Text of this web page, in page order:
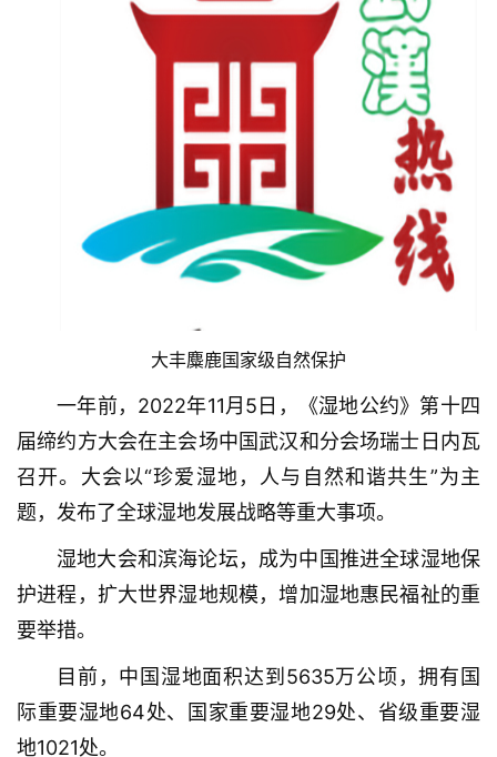
科
技
观
关
于
大丰麋鹿国家级自然保护
一年前，2022年11月5日，《湿地公约》第十四
届缔约方大会在主会场中国武汉和分会场瑞士日内瓦
召开。大会以“珍爱湿地，人与自然和谐共生”为主
题，发布了全球湿地发展战略等重大事项。
湿地大会和滨海论坛，成为中国推进全球湿地保
护进程，扩大世界湿地规模，增加湿地惠民福祉的重
要举措。
目前，中国湿地面积达到5635万公顷，拥有国
际重要湿地64处、国家重要湿地29处、省级重要湿
地1021处。